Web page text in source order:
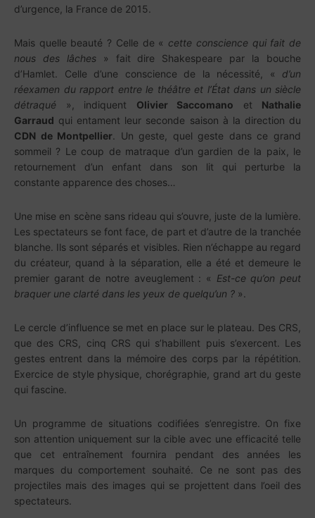
d’urgence, la France de 2015.
Mais quelle beauté ? Celle de « cette conscience qui fait de
nous des lâches» fait dire Shakespeare par la bouche
d’Hamlet. Celle d’une conscience de la nécessité, « d’un
réexamen du rapport entre le théâtre et l’État dans un siècle
détraqué », indiquent Olivier Saccomano et Nathalie
Garraud qui entament leur seconde saison à la direction du
CDN de Montpellier. Un geste, quel geste dans ce grand
sommeil ? Le coup de matraque d’un gardien de la paix, le
retournement d’un enfant dans son lit qui perturbe la
constante apparence des choses…
Une mise en scène sans rideau qui s’ouvre, juste de la lumière.
Les spectateurs se font face, de part et d’autre de la tranchée
blanche. Ils sont séparés et visibles. Rien n’échappe au regard
du créateur, quand à la séparation, elle a été et demeure le
premier garant de notre aveuglement : « Est-ce qu’on peut
braquer une clarté dans les yeux de quelqu’un ? ».
Le cercle d’influence se met en place sur le plateau. Des CRS,
que des CRS, cinq CRS qui s’habillent puis s’exercent. Les
gestes entrent dans la mémoire des corps par la répétition.
Exercice de style physique, chorégraphie, grand art du geste
qui fascine.
Un programme de situations codifiées s’enregistre. On fixe
son attention uniquement sur la cible avec une efficacité telle
que cet entraînement fournira pendant des années les
marques du comportement souhaité. Ce ne sont pas des
projectiles mais des images qui se projettent dans l’oeil des
spectateurs.